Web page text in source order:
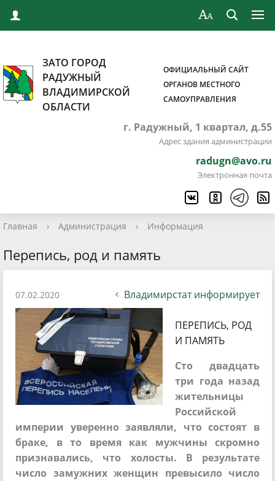
ЗАТО ГОРОД
РАДУЖНЫЙ
ВЛАДИМИРСКОЙ
ОБЛАСТИ
ОФИЦИАЛЬНЫЙ САЙТ
ОРГАНОВ МЕСТНОГО
САМОУПРАВЛЕНИЯ
г. Радужный, 1 квартал, д.55
Адрес здания администрации
radugn@avo.ru
Электронная почта
Главная › Администрация › Информация
Перепись, род и память
07.02.2020 Владимирстат информирует
ПЕРЕПИСЬ, РОД
И ПАМЯТЬ
Сто двадцать
три года назад
жительницы
Российской
империи уверенно заявляли, что состоят в
браке, в то время как мужчины скромно
признавались, что холосты. В результате
число замужних женщин превысило число